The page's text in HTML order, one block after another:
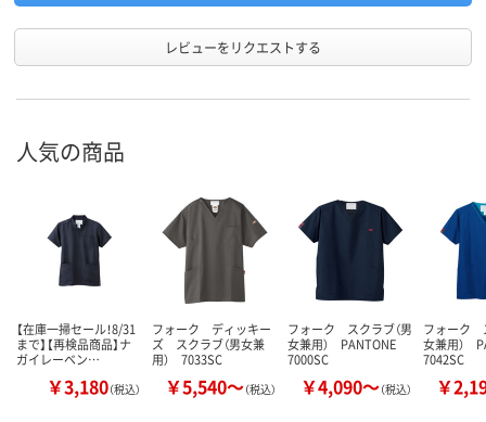
レビューをリクエストする
人気の商品
【在庫一掃セール！8/31
まで】【再検品商品】ナ
ガイレーベン…
￥3,180（税込）
フォーク ディッキー
ズ スクラブ（男女兼
用） 7033SC
￥5,540～（税込）
フォーク スクラブ（男
女兼用） PANTONE
7000SC
￥4,090～（税込）
フォーク
女兼用）
7042SC
￥